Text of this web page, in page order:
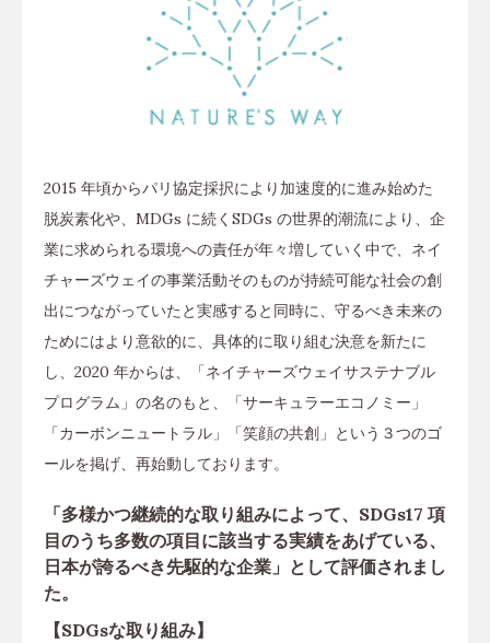
2015 年頃からパリ協定採択により加速度的に進み始めた
脱炭素化や、MDGs に続くSDGs の世界的潮流により、企
業に求められる環境への責任が年々増していく中で、ネイ
チャーズウェイの事業活動そのものが持続可能な社会の創
出につながっていたと実感すると同時に、守るべき未来の
ためにはより意欲的に、具体的に取り組む決意を新たに
し、2020 年からは、「ネイチャーズウェイサステナブル
プログラム」の名のもと、「サーキュラーエコノミー」
「カーボンニュートラル」「笑顔の共創」という３つのゴ
ールを掲げ、再始動しております。
「多様かつ継続的な取り組みによって、SDGs17 項
目のうち多数の項目に該当する実績をあげている、
日本が誇るべき先駆的な企業」として評価されまし
た。
【SDGsな取り組み】